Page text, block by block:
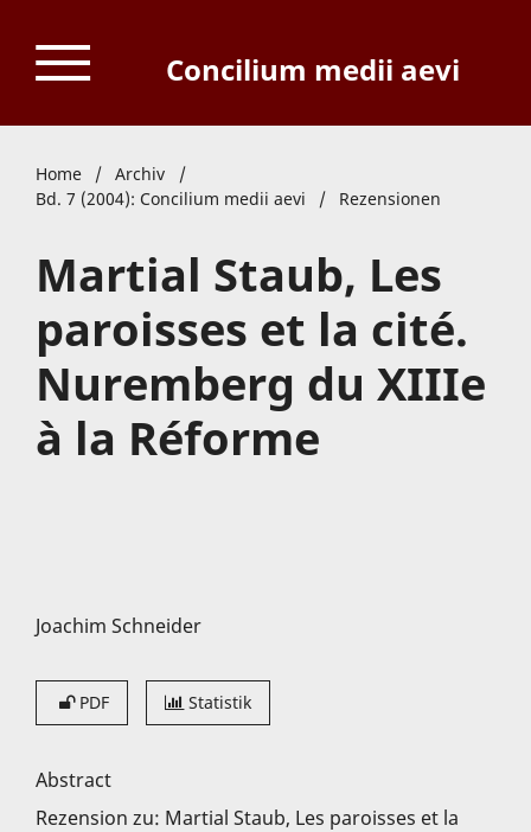
Concilium medii aevi
Home / Archiv
/
Bd. 7 (2004): Concilium medii aevi
/ Rezensionen
Martial Staub, Les
paroisses et la cité.
Nuremberg du XIIIe
à la Réforme
Joachim Schneider
PDF Statistik
Abstract
Rezension zu: Martial Staub, Les paroisses et la